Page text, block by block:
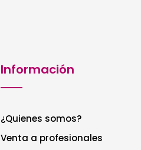
Información
¿Quienes somos?
Venta a profesionales